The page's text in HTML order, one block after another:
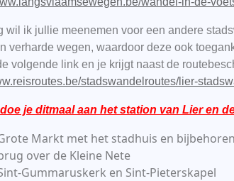
wil ik jullie meenemen voor een andere
verharde wegen, waardoor deze ook
volgende link en je krijgt naast de
stadswandelroutes/lier-
je ditmaal aan het station van Lier en
Markt met het stadhuis en
over de Kleine Nete
Gummaruskerk en Sint-Pieterskapel